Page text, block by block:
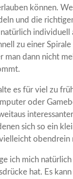
können.
und die
individuell
zu einer
dann nicht
es für viel zu
oder
sich so ein
obendrein
ich mich
hat. Es